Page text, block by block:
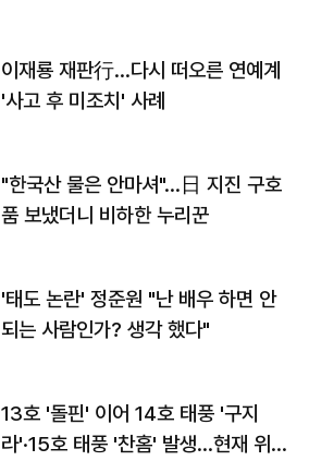
이재룡 재판行…다시 떠오른 연예계
'사고 후 미조치' 사례
"한국산 물은 안마셔"…日 지진 구호
품 보냈더니 비하한 누리꾼
'태도 논란' 정준원 "난 배우 하면 안
되는 사람인가? 생각 했다"
13호 '돌핀' 이어 14호 태풍 '구지
라'·15호 태풍 '찬홈' 발생…현재 위